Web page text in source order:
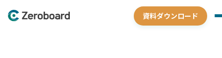
資料ダウンロード